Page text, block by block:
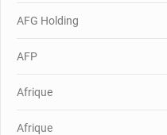
AFG Holding
AFP
Afrique
Afrique